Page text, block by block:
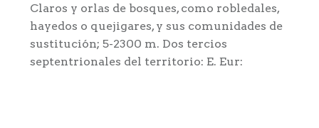
Claros y orlas de bosques, como robledales,
hayedos o quejigares, y sus comunidades de
sustitución; 5-2300 m. Dos tercios
septentrionales del territorio: E. Eur: